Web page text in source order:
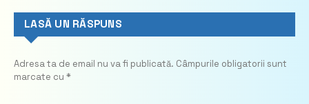
LASĂ UN RĂSPUNS
Adresa ta de email nu va fi publicată. Câmpurile obligatorii sunt
marcate cu *